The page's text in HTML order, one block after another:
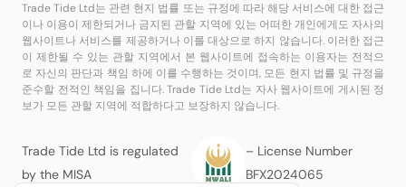
Trade Tide Ltd는 관련 현지 법률 또는 규정에 따라 해당 서비스에 대한 접근
이나 이용이 제한되거나 금지된 관할 지역에 있는 어떠한 개인에게도 자사의
웹사이트나 서비스를 제공하거나 이를 대상으로 하지 않습니다. 이러한 접근
이 제한될 수 있는 관할 지역에서 본 웹사이트에 접속하는 이용자는 전적으
로 자신의 판단과 책임 하에 이를 수행하는 것이며, 모든 현지 법률 및 규정을
준수할 전적인 책임을 집니다. Trade Tide Ltd는 자사 웹사이트에 게시된 정
보가 모든 관할 지역에 적합하다고 보장하지 않습니다.
Trade Tide Ltd is regulated
by the MISA
– License Number
BFX2024065